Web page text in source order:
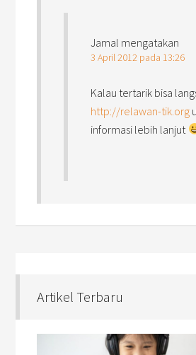
Jamal mengatakan
3 April 2012 pada 13:26
Kalau tertarik bisa
http://relawan-tik.org
informasi lebih lanjut
Artikel Terbaru